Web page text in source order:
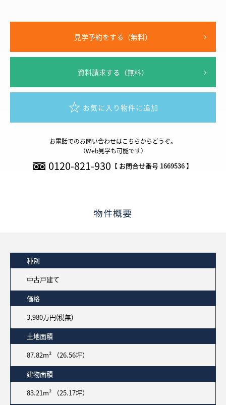
見学予約をする（無料）
資料請求する（無料）
お気に入り物件に追加
お電話でのお問い合わせはこちらからどうぞ。
（Web見学も可能です）
0120-821-930 【 お問合せ番号 1669536 】
物件概要
種別
中古戸建て
価格
3,980万円(税無)
土地面積
87.82m² （26.56坪）
建物面積
83.21m² （25.17坪）